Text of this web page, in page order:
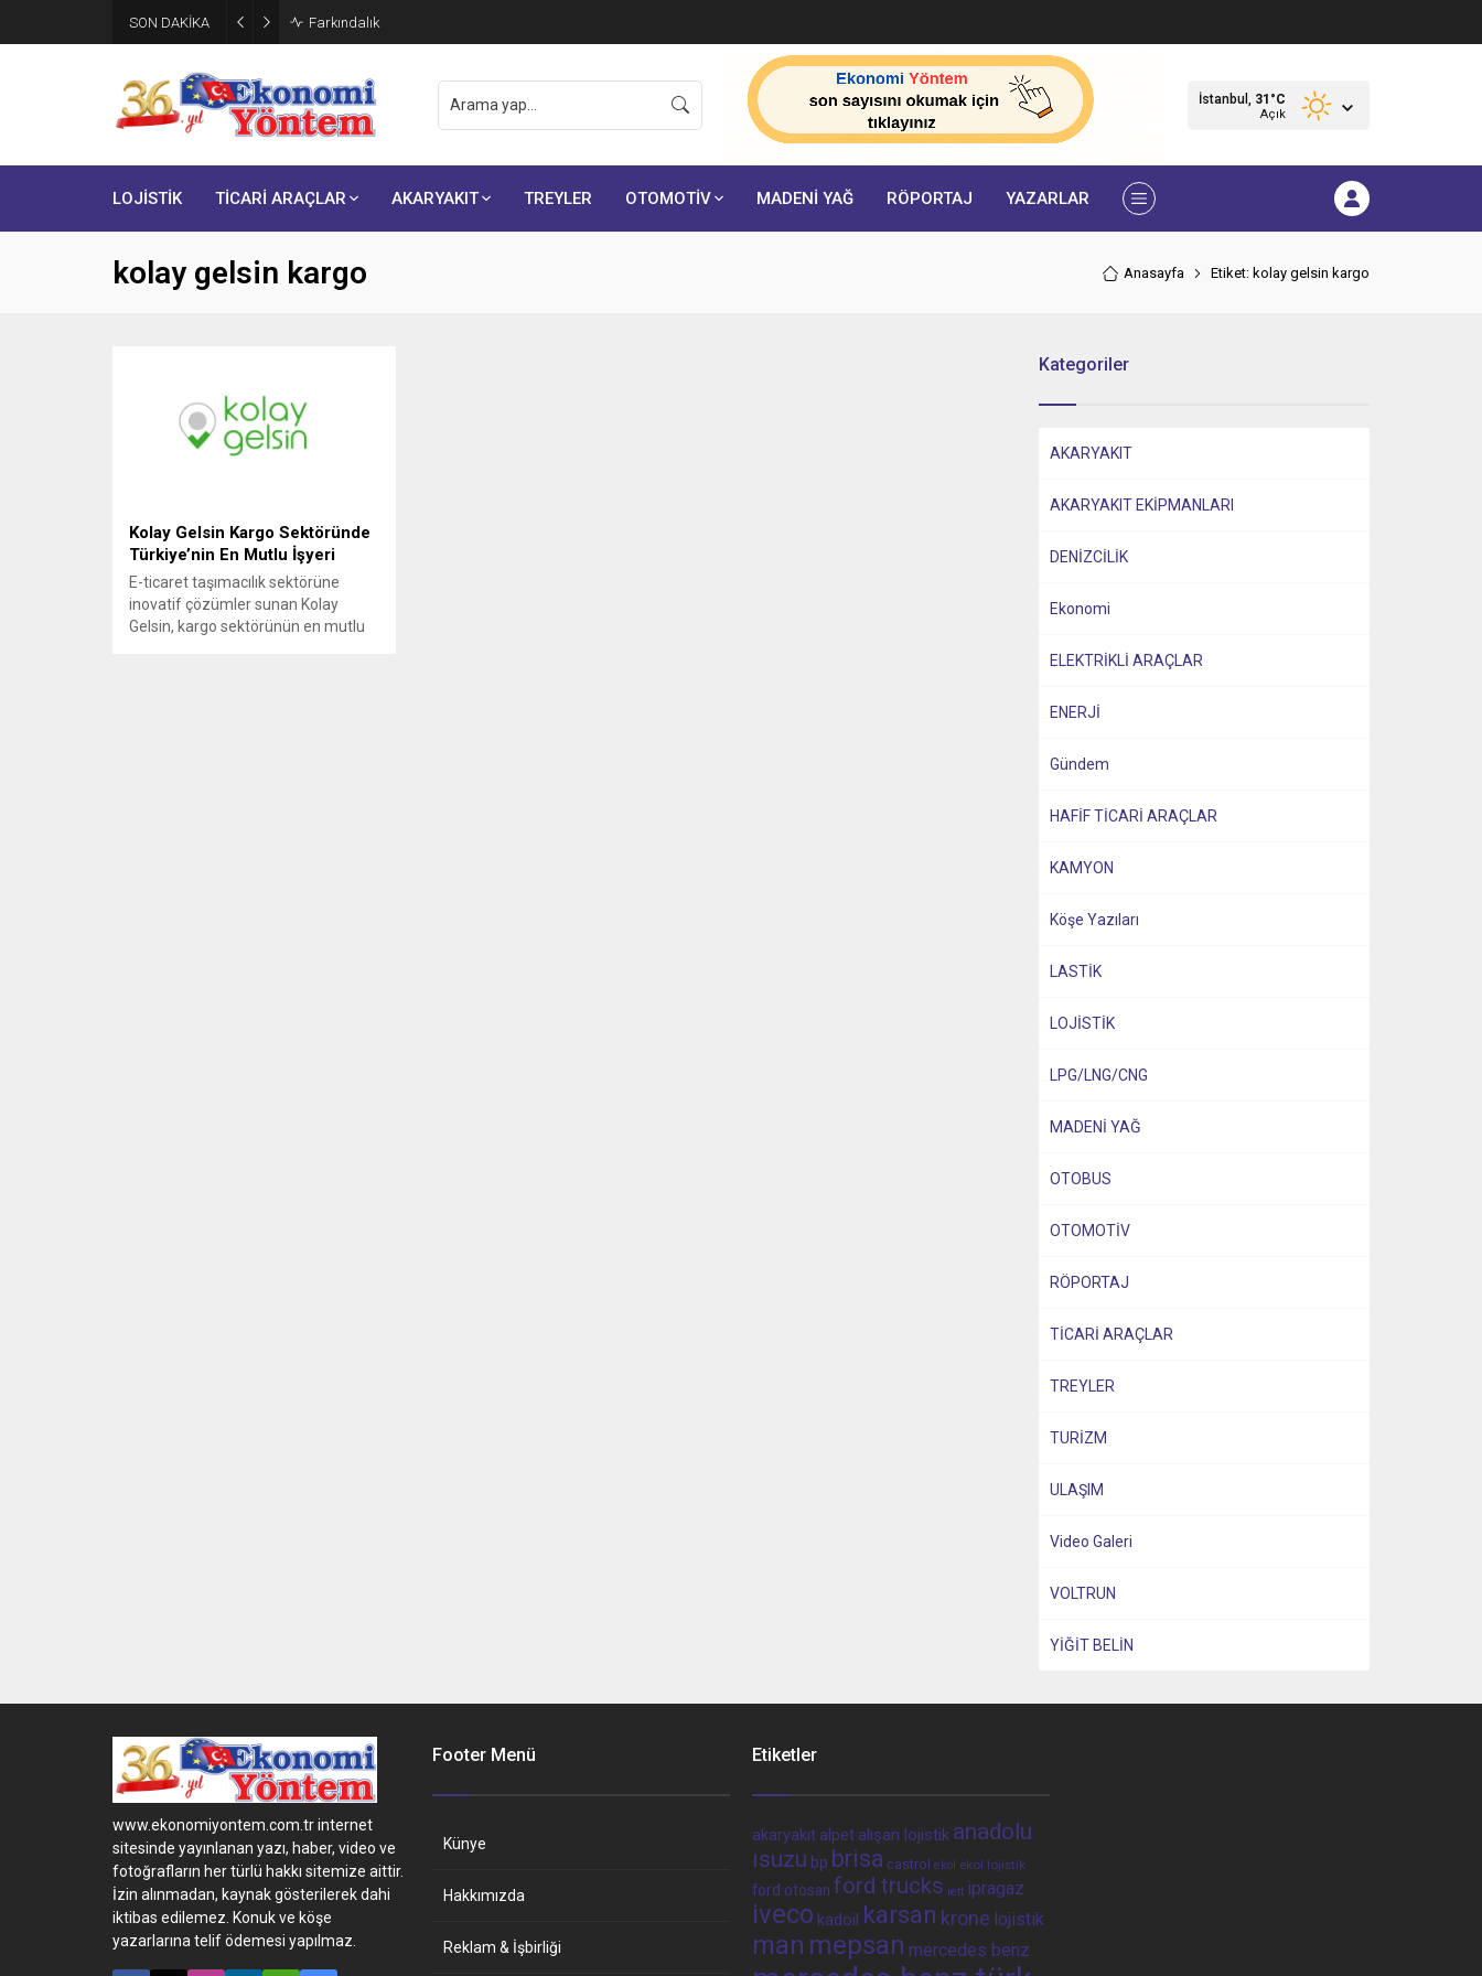
SON DAKİKA Farkındalık
İstanbul, 31 °C
Açık
LOJİSTİK TİCARİ ARAÇLAR AKARYAKIT TREYLER OTOMOTİV MADENİ YAĞ RÖPORTAJ YAZARLAR
kolay gelsin kargo Anasayfa Etiket: kolay gelsin kargo
Kolay Gelsin Kargo Sektöründe
Türkiye’nin En Mutlu İşyeri
E-ticaret taşımacılık sektörüne
inovatif çözümler sunan Kolay
Gelsin, kargo sektörünün en mutlu
Kategoriler
AKARYAKIT
AKARYAKIT EKİPMANLARI
DENİZCİLİK
Ekonomi
ELEKTRİKLİ ARAÇLAR
ENERJİ
Gündem
HAFİF TİCARİ ARAÇLAR
KAMYON
Köşe Yazıları
LASTİK
LOJİSTİK
LPG/LNG/CNG
MADENİ YAĞ
OTOBUS
OTOMOTİV
RÖPORTAJ
TİCARİ ARAÇLAR
TREYLER
TURİZM
ULAŞIM
Video Galeri
VOLTRUN
YİĞİT BELİN
www.ekonomiyontem.com.tr internet
sitesinde yayınlanan yazı, haber, video ve
fotoğrafların her türlü hakkı sitemize aittir.
İzin alınmadan, kaynak gösterilerek dahi
iktibas edilemez. Konuk ve köşe
yazarlarına telif ödemesi yapılmaz.
Footer Menü
Künye
Hakkımızda
Reklam & İşbirliği
Etiketler
akaryakıt alpet alışan lojistik anadolu
ısuzu bp brisa castrol ekol ekol lojistik
ford otosan ford trucks iett ipragaz
iveco kadoil karsan krone lojistik
man mepsan mercedes benz